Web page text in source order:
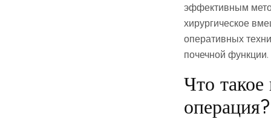
эффективным
хирургическое
оперативных
почечной функции.
Что
операция?